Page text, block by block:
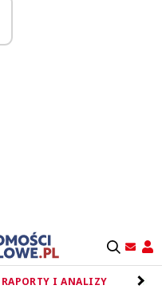
RAPORTY I ANALIZY